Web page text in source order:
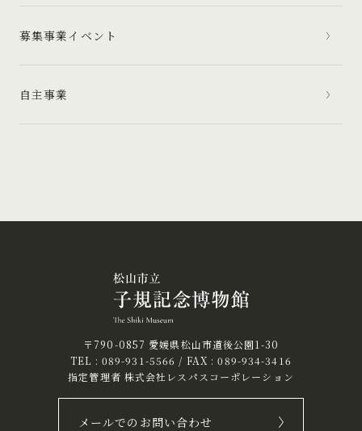
募集事業イベント
自主事業
〒790-0857 愛媛県松山市道後公園1-30
TEL : 089-931-5566 / FAX : 089-934-3416
指定管理者 株式会社レスパスコーポレーション
メールでのお問い合わせ